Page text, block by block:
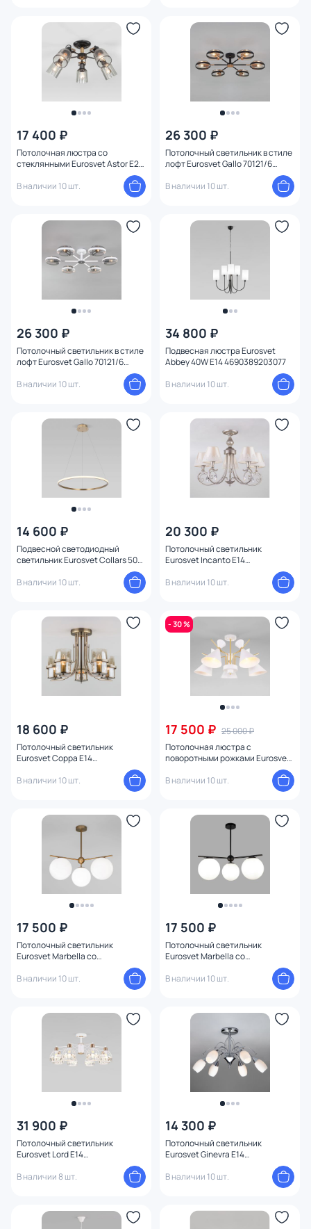
17 400 ₽
Потолочная люстра со
стеклянными Eurosvet Astor E27
В наличии 10 шт.
26 300 ₽
Потолочный светильник в стиле
лофт Eurosvet Gallo 70121/6
В наличии 10 шт.
26 300 ₽
Потолочный светильник в стиле
лофт Eurosvet Gallo 70121/6
В наличии 10 шт.
34 800 ₽
Подвесная люстра Eurosvet
Abbey 40W E14 4690389203077
В наличии 10 шт.
14 600 ₽
Подвесной светодиодный
светильник Eurosvet Collars 50W
LED 6500, 4200, 3300К (теплый,
белый, холодный)
В наличии 10 шт.
20 300 ₽
Потолочный светильник
Eurosvet Incanto E14
В наличии 10 шт.
18 600 ₽
Потолочный светильник
Eurosvet Coppa E14
В наличии 10 шт.
- 30 %
17 500 ₽ 25 000 ₽
Потолочная люстра с
поворотными рожками Eurosvet
В наличии 10 шт.
17 500 ₽
Потолочный светильник
Eurosvet Marbella со
60147/3 латунь
В наличии 10 шт.
17 500 ₽
Потолочный светильник
Eurosvet Marbella со
60147/3 черный
В наличии 10 шт.
31 900 ₽
Потолочный светильник
Eurosvet Lord E14
В наличии 8 шт.
14 300 ₽
Потолочный светильник
Eurosvet Ginevra E14
В наличии 10 шт.